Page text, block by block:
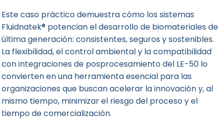
Este caso práctico demuestra cómo los sistemas
Fluidnatek® potencian el desarrollo de biomateriales de
última generación: consistentes, seguros y sostenibles.
La flexibilidad, el control ambiental y la compatibilidad
con integraciones de posprocesamiento del LE-50 lo
convierten en una herramienta esencial para las
organizaciones que buscan acelerar la innovación y, al
mismo tiempo, minimizar el riesgo del proceso y el
tiempo de comercialización.